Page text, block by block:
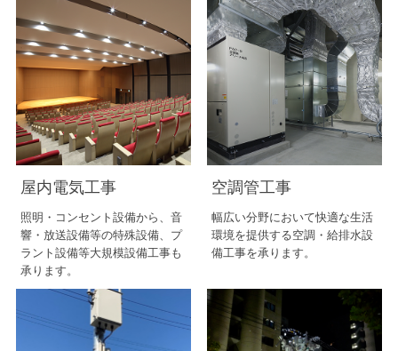
屋内電気工事
照明・コンセント設備から、音
響・放送設備等の特殊設備、プ
ラント設備等大規模設備工事も
承ります。
空調管工事
幅広い分野において快適な生活
環境を提供する空調・給排水設
備工事を承ります。